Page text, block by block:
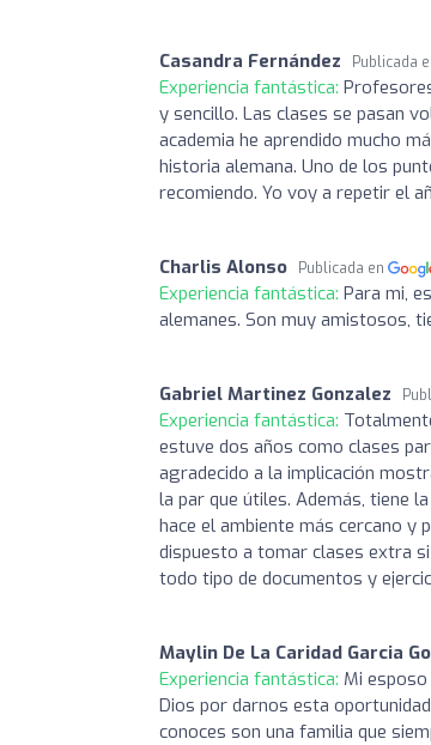
Casandra Fernández Publicada
Experiencia fantástica:
y sencillo. Las clases se pasan
academia he aprendido mucho
historia alemana. Uno de los
recomiendo. Yo voy a repetir el
Charlis Alonso Publicada en
Experiencia fantástica: Para mi,
alemanes. Son muy amistosos,
Gabriel Martinez Gonzalez
Experiencia fantástica:
estuve dos años como clases
agradecido a la implicación
la par que útiles. Además, tiene
hace el ambiente más cercano
dispuesto a tomar clases extra
todo tipo de documentos y
Maylin De La Caridad Garcia
Experiencia fantástica: Mi
Dios por darnos esta
conoces son una familia que